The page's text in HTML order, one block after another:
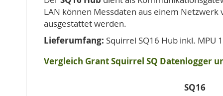
LAN können Messdaten aus einem
ausgestattet werden.
Lieferumfang: Squirrel SQ16 Hub inkl. MPU
Vergleich Grant Squirrel SQ Datenlogger
SQ16